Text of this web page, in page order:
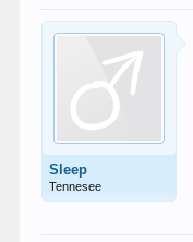
Sleep
Tennesee